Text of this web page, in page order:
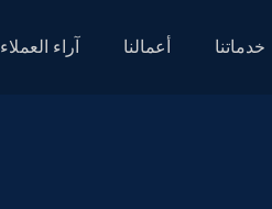
خدماتنا أعمالنا آراء العملاء